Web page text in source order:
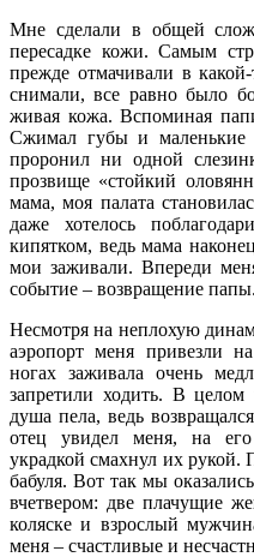
Мне сделали в общей
пересадке кожи. Самым
прежде отмачивали в
снимали, все равно было
живая кожа. Вспоминая
Сжимал губы и маленькие
проронил ни одной
прозвище «стойкий
мама, моя палата
даже хотелось
кипятком, ведь мама
мои заживали. Впереди
событие – возвращение папы.
Несмотря на неплохую
аэропорт меня привезли
ногах заживала очень
запретили ходить. В
душа пела, ведь
отец увидел меня, на
украдкой смахнул их рукой.
бабуля. Вот так мы
вчетвером: две плачущие
коляске и взрослый
меня – счастливые и